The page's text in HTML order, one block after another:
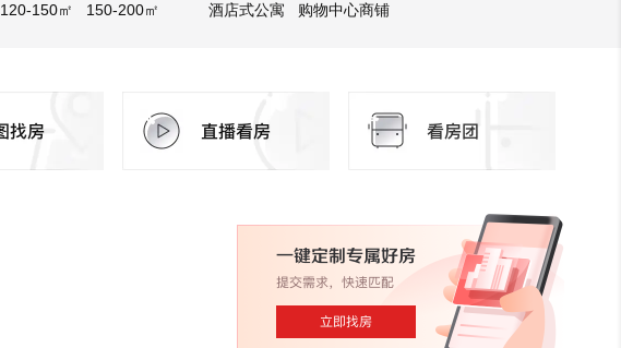
120-150㎡
150-200㎡
酒店式公寓
购物中心商铺